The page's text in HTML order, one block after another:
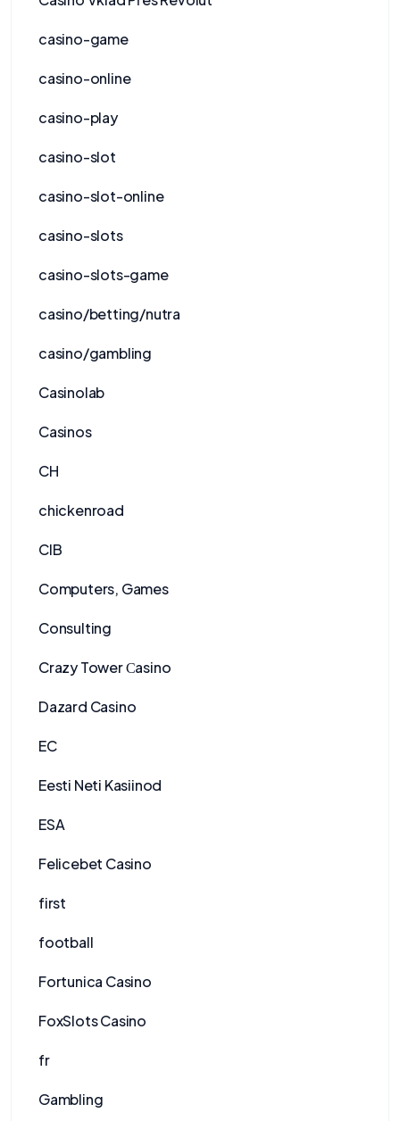
casino-game
casino-online
casino-play
casino-slot
casino-slot-online
casino-slots
casino-slots-game
casino/betting/nutra
casino/gambling
Casinolab
Casinos
CH
chickenroad
CIB
Computers, Games
Consulting
Crazy Tower Сasino
Dazard Casino
EC
Eesti Neti Kasiinod
ESA
Felicebet Casino
first
football
Fortunica Casino
FoxSlots Casino
fr
Gambling